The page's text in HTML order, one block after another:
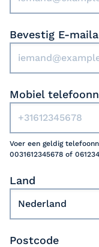
Bevestig E-
Mobiel
Voer een geldig
0031612345678 of
Land
Postcode